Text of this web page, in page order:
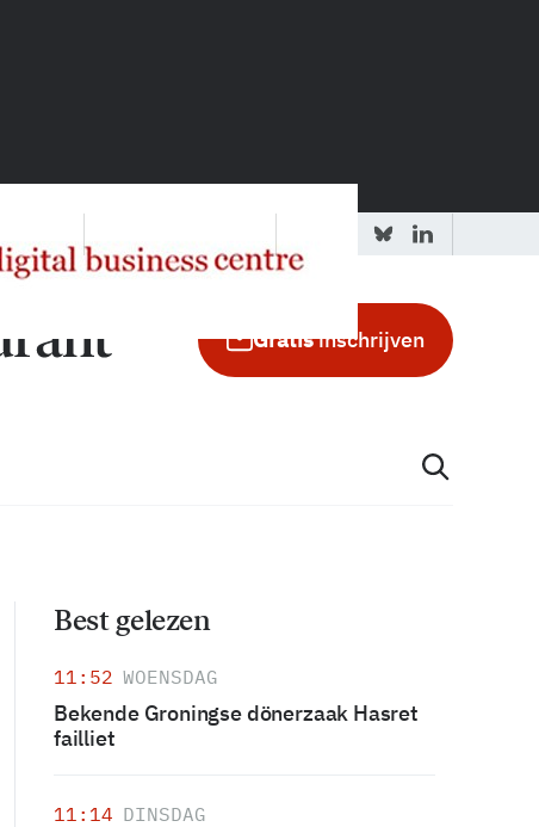
Gratisinschrijven
Best gelezen
11:52 WOENSDAG
Bekende Groningse dönerzaak Hasret
failliet
11:14 DINSDAG